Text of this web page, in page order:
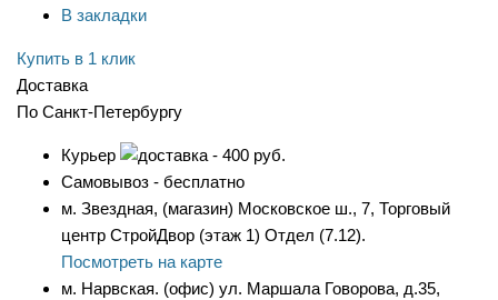
В закладки
Купить в 1 клик
Доставка
По Санкт-Петербургу
Курьер
- 400 руб.
Самовывоз - бесплатно
м. Звездная, (магазин) Московское ш., 7, Торговый
центр СтройДвор (этаж 1) Отдел (7.12).
Посмотреть на карте
м. Нарвская. (офис) ул. Маршала Говорова, д.35,